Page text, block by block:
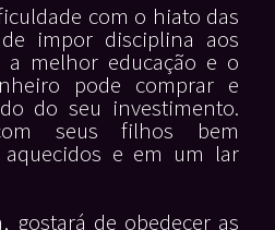
com o hiato das
impor disciplina aos
melhor educação e o
pode comprar e
do seu investimento.
seus filhos bem
e em um lar
gostará de obedecer as